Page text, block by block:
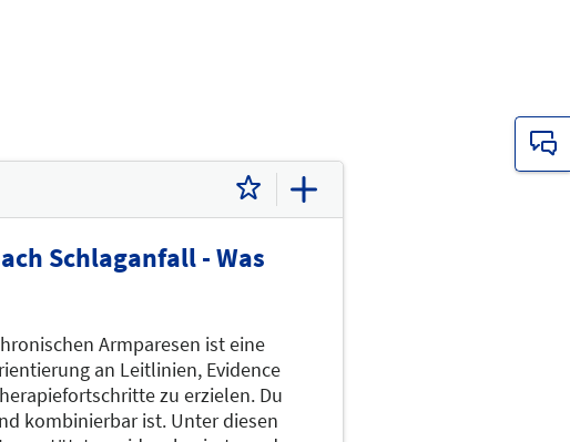
Schlaganfall - Was
Armparesen ist eine
an Leitlinien, Evidence
zu erzielen. Du
kombinierbar ist. Unter diesen